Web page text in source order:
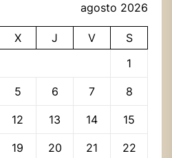
agosto 2026
X J V
S
1
5 6 7 8
12 13 14 15
19 20 21 22